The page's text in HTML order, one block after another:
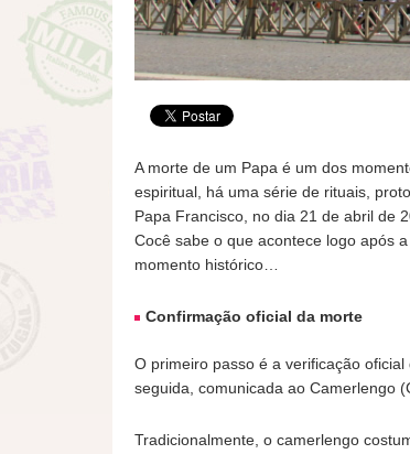
A morte de um Papa é um dos
espiritual, há uma série de rituais,
Papa Francisco, no dia 21 de abril de
Cocê sabe o que acontece logo após
momento histórico…
Confirmação oficial da morte
O primeiro passo é a verificação
seguida, comunicada ao Camerlengo
Tradicionalmente, o camerlengo